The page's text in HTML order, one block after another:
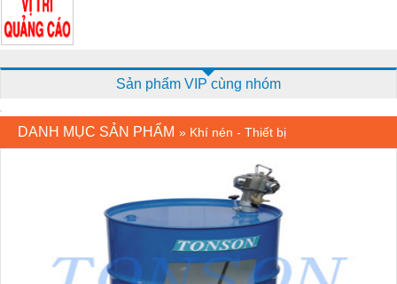
Sản phẩm VIP cùng nhóm
DANH MỤC SẢN PHẨM » Khí nén - Thiết bị